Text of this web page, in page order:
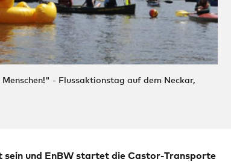
- Flussaktionstag auf dem Neckar,
und EnBW startet die Castor-Transporte